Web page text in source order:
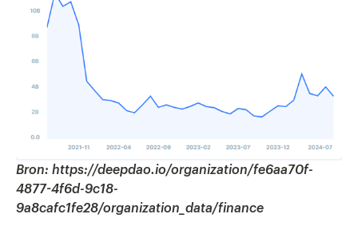
Bron: https://deepdao.io/organization/fe6aa70f-
4877-4f6d-9c18-
9a8cafc1fe28/organization_data/finance